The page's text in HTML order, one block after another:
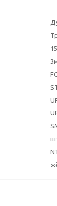
15
FC